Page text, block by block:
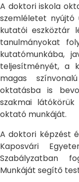
A doktori iskola
szemléletet nyújtó
kutatói eszköztár
tanulmányokat
kutatómunkába,
teljesítményét, a
magas
oktatásba is
szakmai
oktató munkáját.
A doktori képzést
Kaposvári
Szabályzatban
Munkáját segítő